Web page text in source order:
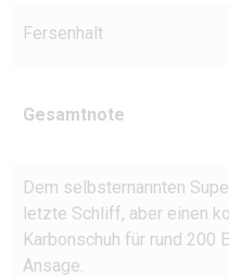
Fersenhalt
Gesamtnote
Dem selbsternannten
letzte Schliff, aber einen
Karbonschuh für rund 200
Ansage.